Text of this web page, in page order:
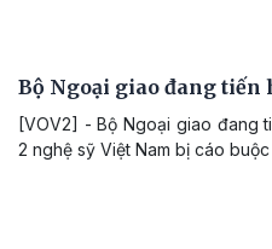
Bộ Ngoại giao đang tiến
[VOV2] - Bộ Ngoại giao đang
2 nghệ sỹ Việt Nam bị cáo